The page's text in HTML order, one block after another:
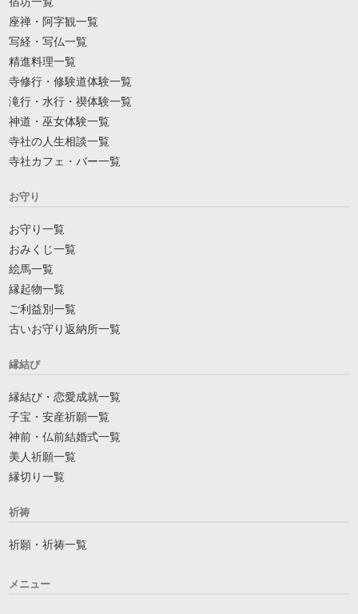
座禅・阿字観一覧
写経・写仏一覧
精進料理一覧
寺修行・修験道体験一覧
滝行・水行・禊体験一覧
神道・巫女体験一覧
寺社の人生相談一覧
寺社カフェ・バー一覧
お守り
お守り一覧
おみくじ一覧
絵馬一覧
縁起物一覧
ご利益別一覧
古いお守り返納所一覧
縁結び
縁結び・恋愛成就一覧
子宝・安産祈願一覧
神前・仏前結婚式一覧
美人祈願一覧
縁切り一覧
祈祷
祈願・祈祷一覧
メニュー